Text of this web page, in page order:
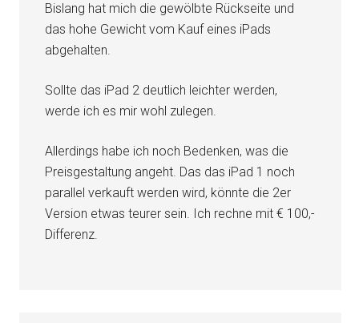
Bislang hat mich die gewölbte Rückseite und
das hohe Gewicht vom Kauf eines iPads
abgehalten.
Sollte das iPad 2 deutlich leichter werden,
werde ich es mir wohl zulegen.
Allerdings habe ich noch Bedenken, was die
Preisgestaltung angeht. Das das iPad 1 noch
parallel verkauft werden wird, könnte die 2er
Version etwas teurer sein. Ich rechne mit € 100,-
Differenz.